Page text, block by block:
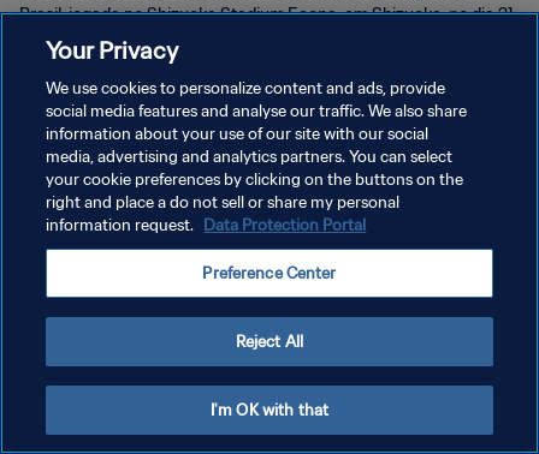
Brasil, jogada no Shizuoka Stadium Ecopa, em Shizuoka, no dia 21
de junho de 2002, sexta-feira.
POLÍTICA DE PRIVACIDADE
TERMOS DE SERVIÇO
ADMINISTRAR AS PREFERÊNCIAS DE COOKIES
Your Privacy
We use cookies to personalize content and ads, provide
social media features and analyse our traffic. We also share
information about your use of our site with our social
media, advertising and analytics partners. You can select
your cookie preferences by clicking on the buttons on the
right and place a do not sell or share my personal
information request. Data Protection Portal
Preference Center
Reject All
I'm OK with that